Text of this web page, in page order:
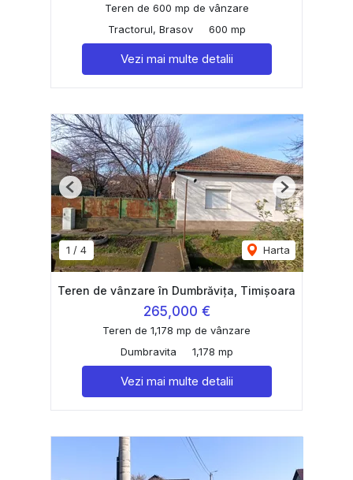
Teren de 600 mp de vânzare
Tractorul, Brasov
600 mp
Vezi mai multe detalii
1 / 4 Harta
Previous Next
Teren de vânzare în Dumbrăvița, Timișoara
265,000 €
Teren de 1,178 mp de vânzare
Dumbravita
1,178 mp
Vezi mai multe detalii